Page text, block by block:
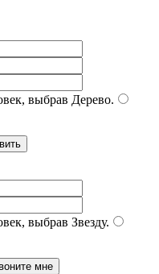
выбрав Дерево.
выбрав Звезду.